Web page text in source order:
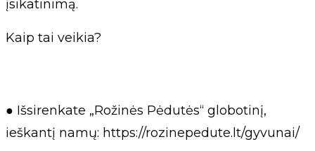
įsikatinimą.
Kaip tai veikia?
● Išsirenkate „Rožinės Pėdutės“ globotinį,
ieškantį namų: https://rozinepedute.lt/gyvunai/